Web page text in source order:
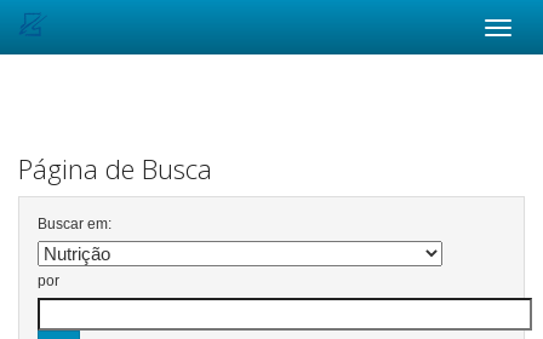
Página de Busca
Buscar em:
por